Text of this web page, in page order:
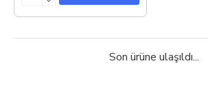
Son ürüne ulaşıldı...